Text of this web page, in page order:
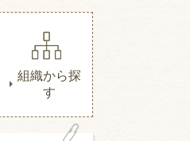
組織から探
す